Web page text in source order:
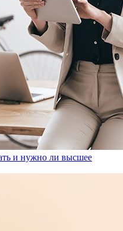
и нужно ли высшее